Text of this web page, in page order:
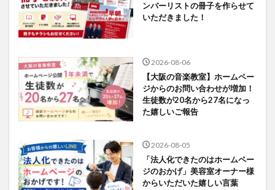
ンバーリストの冊子を作らせて
いただきました！
2026-08-06
【大阪の音楽教室】ホームペー
ジからのお問い合わせが増加！
生徒数が20名から27名になっ
た嬉しいご報告
2026-08-05
「法人化できたのはホームペー
ジのおかげ」美容室オーナー様
からいただいた嬉しい言葉